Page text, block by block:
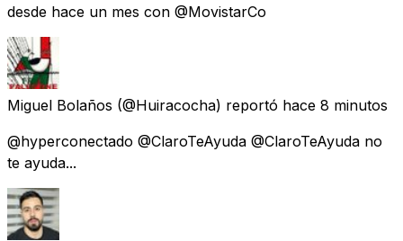
desde hace un mes con @MovistarCo
Miguel Bolaños (@Huiracocha) reportó hace 8 minutos
@hyperconectado @ClaroTeAyuda @ClaroTeAyuda no
te ayuda...